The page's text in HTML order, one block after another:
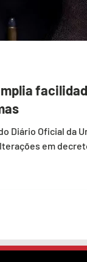
Diário Oficial da
em